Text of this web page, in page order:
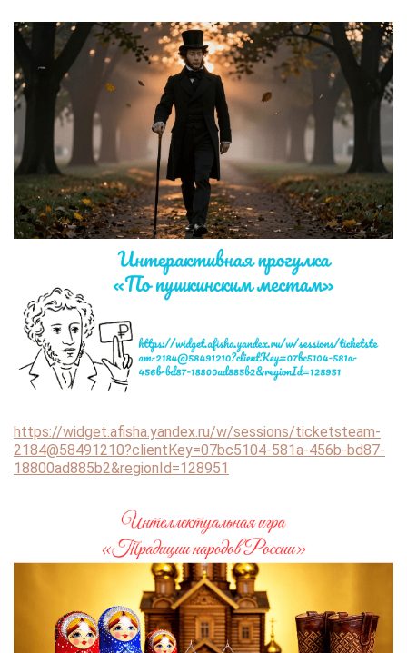
https://widget.afisha.yandex.ru/w/sessions/ticketsteam-
2184@58491210?clientKey=07bc5104-581a-456b-bd87-
18800ad885b2&regionId=128951